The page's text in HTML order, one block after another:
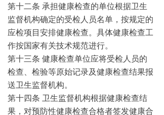
第十二条 承担健康检查的单位根据卫生
监督机构确定的受检人员名单，按规定的
应检项目安排健康检查。具体健康检查工
作按国家有关技术规范进行。
第十三条 健康检查单位应将受检人员的
检查、检验等原始记录及健康检查结果报
送卫生监督机构。
第十四条 卫生监督机构根据健康检查结
果，对预防性健康检查合格者签发健康合